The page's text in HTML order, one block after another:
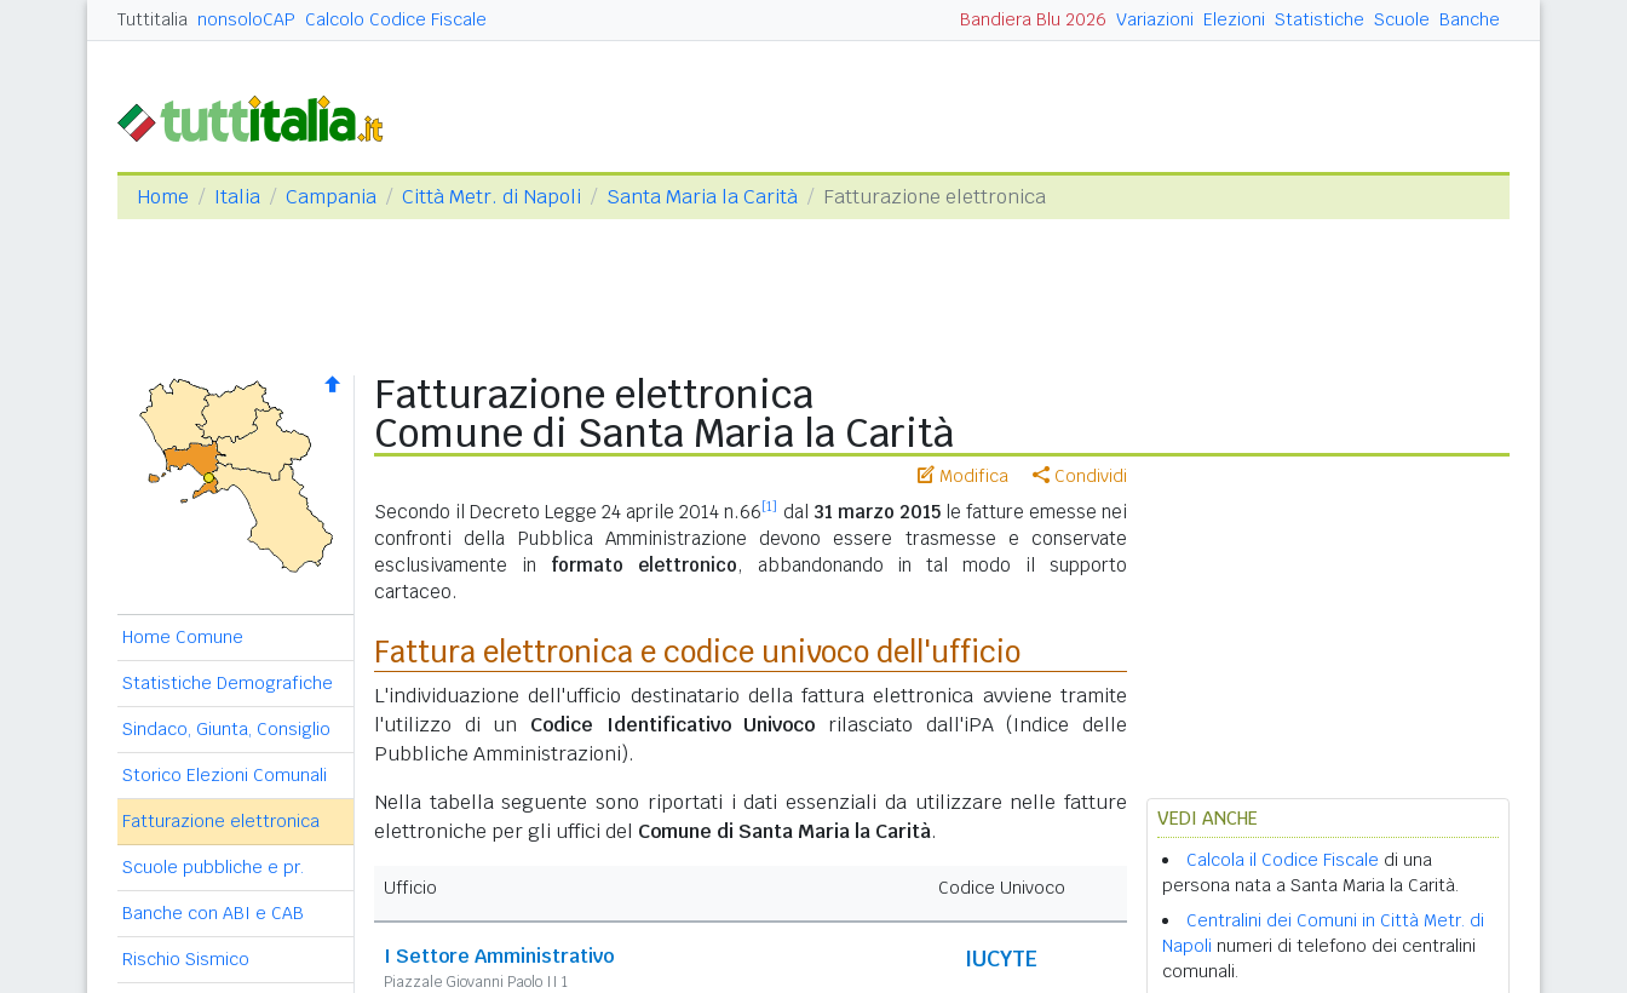
Tuttitalia nonsoloCAP Calcolo Codice Fiscale Bandiera Blu 2026 Variazioni Elezioni Statistiche Scuole Banche
Home Italia Campania Città Metr. di Napoli Santa Maria la Carità Fatturazione elettronica
Home Comune
Statistiche Demografiche
Sindaco, Giunta, Consiglio
Storico Elezioni Comunali
Fatturazione elettronica
Scuole pubbliche e pr.
Banche con ABI e CAB
Rischio Sismico
Fatturazione elettronica
Comune di Santa Maria la Carità
Modifica Condividi
Secondo il Decreto Legge 24 aprile 2014 n.66[1] dal 31 marzo 2015le fatture emesse nei
confronti della Pubblica Amministrazione devono essere trasmesse e conservate
esclusivamente in formato elettronico, abbandonando in tal modo il supporto
cartaceo.
Fattura elettronica e codice univoco dell'ufficio
L'individuazione dell'ufficio destinatario della fattura elettronica avviene tramite
l'utilizzo di un Codice Identificativo Univoco rilasciato dall'iPA (Indice delle
Pubbliche Amministrazioni).
Nella tabella seguente sono riportati i dati essenziali da utilizzare nelle fatture
elettroniche per gli uffici del Comune di Santa Maria la Carità.
Ufficio Codice Univoco
I Settore Amministrativo
Piazzale Giovanni Paolo II 1
IUCYTE
VEDI ANCHE
Calcola il Codice Fiscale di una
persona nata a Santa Maria la Carità.
Centralini dei Comuni in Città Metr. di
Napoli numeri di telefono dei centralini
comunali.